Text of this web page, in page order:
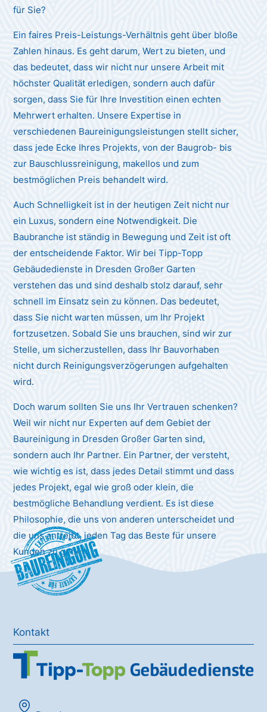
für Sie?
Ein faires Preis-Leistungs-Verhältnis geht über bloße
Zahlen hinaus. Es geht darum, Wert zu bieten, und
das bedeutet, dass wir nicht nur unsere Arbeit mit
höchster Qualität erledigen, sondern auch dafür
sorgen, dass Sie für Ihre Investition einen echten
Mehrwert erhalten. Unsere Expertise in
verschiedenen Baureinigungsleistungen stellt sicher,
dass jede Ecke Ihres Projekts, von der Baugrob- bis
zur Bauschlussreinigung, makellos und zum
bestmöglichen Preis behandelt wird.
Auch Schnelligkeit ist in der heutigen Zeit nicht nur
ein Luxus, sondern eine Notwendigkeit. Die
Baubranche ist ständig in Bewegung und Zeit ist oft
der entscheidende Faktor. Wir bei Tipp-Topp
Gebäudedienste in Dresden Großer Garten
verstehen das und sind deshalb stolz darauf, sehr
schnell im Einsatz sein zu können. Das bedeutet,
dass Sie nicht warten müssen, um Ihr Projekt
fortzusetzen. Sobald Sie uns brauchen, sind wir zur
Stelle, um sicherzustellen, dass Ihr Bauvorhaben
nicht durch Reinigungsverzögerungen aufgehalten
wird.
Doch warum sollten Sie uns Ihr Vertrauen schenken?
Weil wir nicht nur Experten auf dem Gebiet der
Baureinigung in Dresden Großer Garten sind,
sondern auch Ihr Partner. Ein Partner, der versteht,
wie wichtig es ist, dass jedes Detail stimmt und dass
jedes Projekt, egal wie groß oder klein, die
bestmögliche Behandlung verdient. Es ist diese
Philosophie, die uns von anderen unterscheidet und
die uns antreibt, jeden Tag das Beste für unsere
Kunden zu geben.
Baureinigung
Kontakt